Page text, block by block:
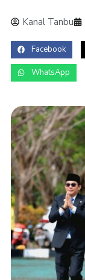
Kanal Tanbu
Facebook
WhatsApp